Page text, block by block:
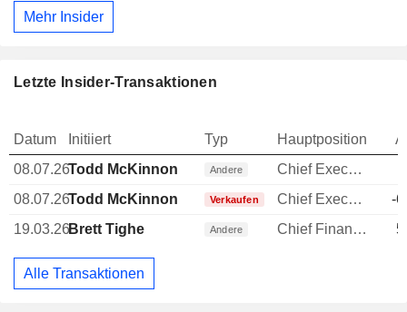
Mehr Insider
Letzte Insider-Transaktionen
Datum Initiiert Typ Hauptposition
08.07.26Todd McKinnon Andere
Chief Executive Officer (CEO)
08.07.26Todd McKinnon Verkaufen Chief Executive Officer (CEO)
-
19.03.26Brett Tighe Andere Chief Financial Officer (CFO)
Alle Transaktionen